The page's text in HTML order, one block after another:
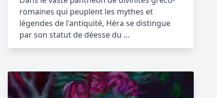
romaines qui peuplent les mythes et
légendes de l'antiquité, Héra se distingue
par son statut de déesse du …